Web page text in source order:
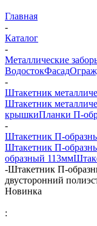
Главная
-
Каталог
-
Металлические
ВодостокФасад
-
Штакетник
Штакетник
крышкиПланки П-
-
Штакетник П-
Штакетник П-
образный 113мм
-Штакетник П-
двусторонний
Новинка
: